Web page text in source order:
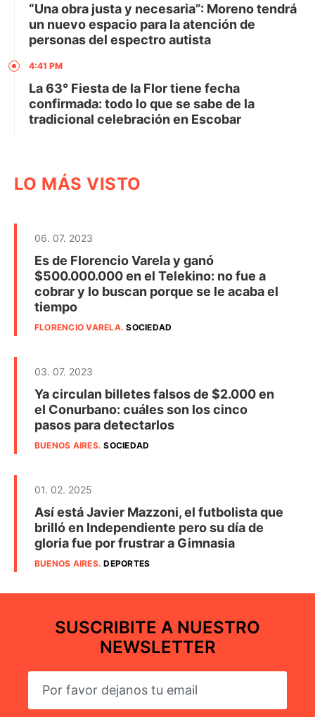
“Una obra justa y necesaria”: Moreno tendrá
un nuevo espacio para la atención de
personas del espectro autista
4:41 PM
La 63° Fiesta de la Flor tiene fecha
confirmada: todo lo que se sabe de la
tradicional celebración en Escobar
LO MÁS VISTO
06. 07. 2023
Es de Florencio Varela y ganó
$500.000.000 en el Telekino: no fue a
cobrar y lo buscan porque se le acaba el
tiempo
FLORENCIO VARELA.SOCIEDAD
03. 07. 2023
Ya circulan billetes falsos de $2.000 en
el Conurbano: cuáles son los cinco
pasos para detectarlos
BUENOS AIRES.SOCIEDAD
01. 02. 2025
Así está Javier Mazzoni, el futbolista que
brilló en Independiente pero su día de
gloria fue por frustrar a Gimnasia
BUENOS AIRES.DEPORTES
SUSCRIBITE A NUESTRO
NEWSLETTER